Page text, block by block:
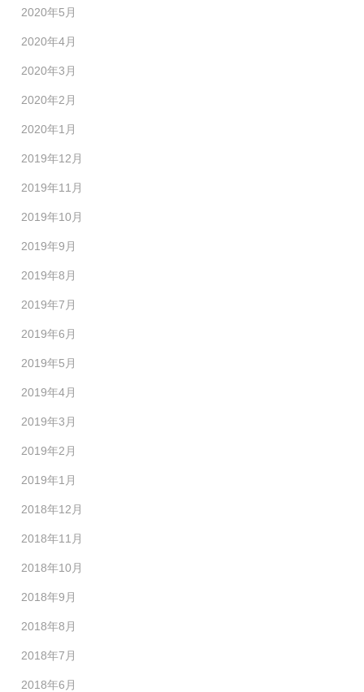
2020年5月
2020年4月
2020年3月
2020年2月
2020年1月
2019年12月
2019年11月
2019年10月
2019年9月
2019年8月
2019年7月
2019年6月
2019年5月
2019年4月
2019年3月
2019年2月
2019年1月
2018年12月
2018年11月
2018年10月
2018年9月
2018年8月
2018年7月
2018年6月